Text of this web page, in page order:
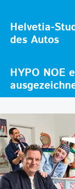
Helvetia-
des Autos
HYPO NOE